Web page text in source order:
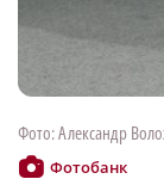
Фото: Александр
Фотобанк